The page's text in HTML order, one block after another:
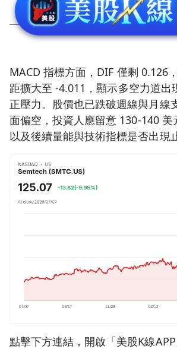
MACD 指標方面，DIF 僅剩 0.126
距擴大至 -4.011，顯示多空力道出
正壓力。股價也已跌破週線與月線
面偏空，投資人應留意 130-140 美
以及後續量能與技術指標是否出現
點擊下方連結，開啟「美股K線